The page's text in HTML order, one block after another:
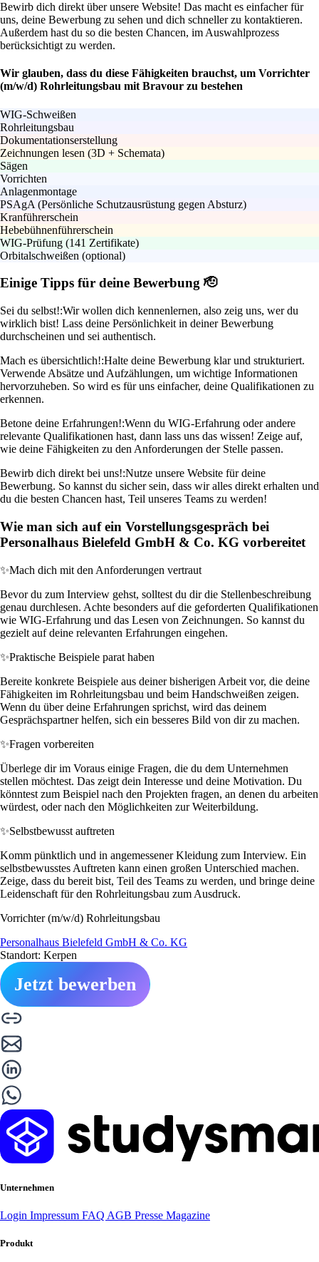
Bewirb dich direkt über unsere Website! Das macht es einfacher für
uns, deine Bewerbung zu sehen und dich schneller zu kontaktieren.
Außerdem hast du so die besten Chancen, im Auswahlprozess
berücksichtigt zu werden.
Wir glauben, dass du diese Fähigkeiten brauchst, um Vorrichter
(m/w/d) Rohrleitungsbau mit Bravour zu bestehen
WIG-Schweißen
Rohrleitungsbau
Dokumentationserstellung
Zeichnungen lesen (3D + Schemata)
Sägen
Vorrichten
Anlagenmontage
PSAgA (Persönliche Schutzausrüstung gegen Absturz)
Kranführerschein
Hebebühnenführerschein
WIG-Prüfung (141 Zertifikate)
Orbitalschweißen (optional)
Einige Tipps für deine Bewerbung 🫡
Sei du selbst!:Wir wollen dich kennenlernen, also zeig uns, wer du
wirklich bist! Lass deine Persönlichkeit in deiner Bewerbung
durchscheinen und sei authentisch.
Mach es übersichtlich!:Halte deine Bewerbung klar und strukturiert.
Verwende Absätze und Aufzählungen, um wichtige Informationen
hervorzuheben. So wird es für uns einfacher, deine Qualifikationen zu
erkennen.
Betone deine Erfahrungen!:Wenn du WIG-Erfahrung oder andere
relevante Qualifikationen hast, dann lass uns das wissen! Zeige auf,
wie deine Fähigkeiten zu den Anforderungen der Stelle passen.
Bewirb dich direkt bei uns!:Nutze unsere Website für deine
Bewerbung. So kannst du sicher sein, dass wir alles direkt erhalten und
du die besten Chancen hast, Teil unseres Teams zu werden!
Wie man sich auf ein Vorstellungsgespräch bei
Personalhaus Bielefeld GmbH & Co. KG vorbereitet
✨Mach dich mit den Anforderungen vertraut
Bevor du zum Interview gehst, solltest du dir die Stellenbeschreibung
genau durchlesen. Achte besonders auf die geforderten Qualifikationen
wie WIG-Erfahrung und das Lesen von Zeichnungen. So kannst du
gezielt auf deine relevanten Erfahrungen eingehen.
✨Praktische Beispiele parat haben
Bereite konkrete Beispiele aus deiner bisherigen Arbeit vor, die deine
Fähigkeiten im Rohrleitungsbau und beim Handschweißen zeigen.
Wenn du über deine Erfahrungen sprichst, wird das deinem
Gesprächspartner helfen, sich ein besseres Bild von dir zu machen.
✨Fragen vorbereiten
Überlege dir im Voraus einige Fragen, die du dem Unternehmen
stellen möchtest. Das zeigt dein Interesse und deine Motivation. Du
könntest zum Beispiel nach den Projekten fragen, an denen du arbeiten
würdest, oder nach den Möglichkeiten zur Weiterbildung.
✨Selbstbewusst auftreten
Komm pünktlich und in angemessener Kleidung zum Interview. Ein
selbstbewusstes Auftreten kann einen großen Unterschied machen.
Zeige, dass du bereit bist, Teil des Teams zu werden, und bringe deine
Leidenschaft für den Rohrleitungsbau zum Ausdruck.
Vorrichter (m/w/d) Rohrleitungsbau
Personalhaus Bielefeld GmbH & Co. KG
Standort: Kerpen
Jetzt bewerben
Unternehmen
Login Impressum FAQ AGB Presse Magazine
Produkt